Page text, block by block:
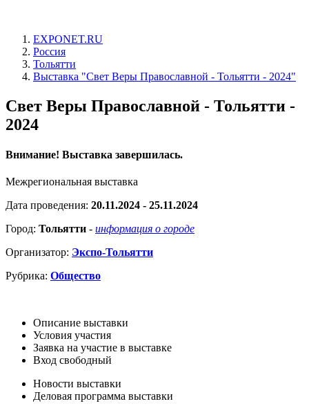
EXPONET.RU
Россия
Тольятти
Выставка "Свет Веры Православной - Тольятти - 2024"
Свет Веры Православной - Тольятти -
2024
Внимание! Выставка завершилась.
Межрегиональная выставка
Дата проведения: 20.11.2024 - 25.11.2024
Город: Тольятти - информация о городе
Организатор: Экспо-Тольятти
Рубрика: Общество
Описание выставки
Условия участия
Заявка на участие в выставке
Вход свободный
Новости выставки
Деловая программа выставки